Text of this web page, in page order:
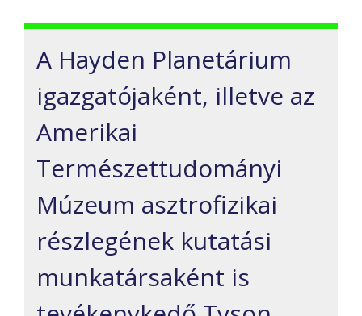
A Hayden Planetárium
igazgatójaként, illetve az
Amerikai
Természettudományi
Múzeum asztrofizikai
részlegének kutatási
munkatársaként is